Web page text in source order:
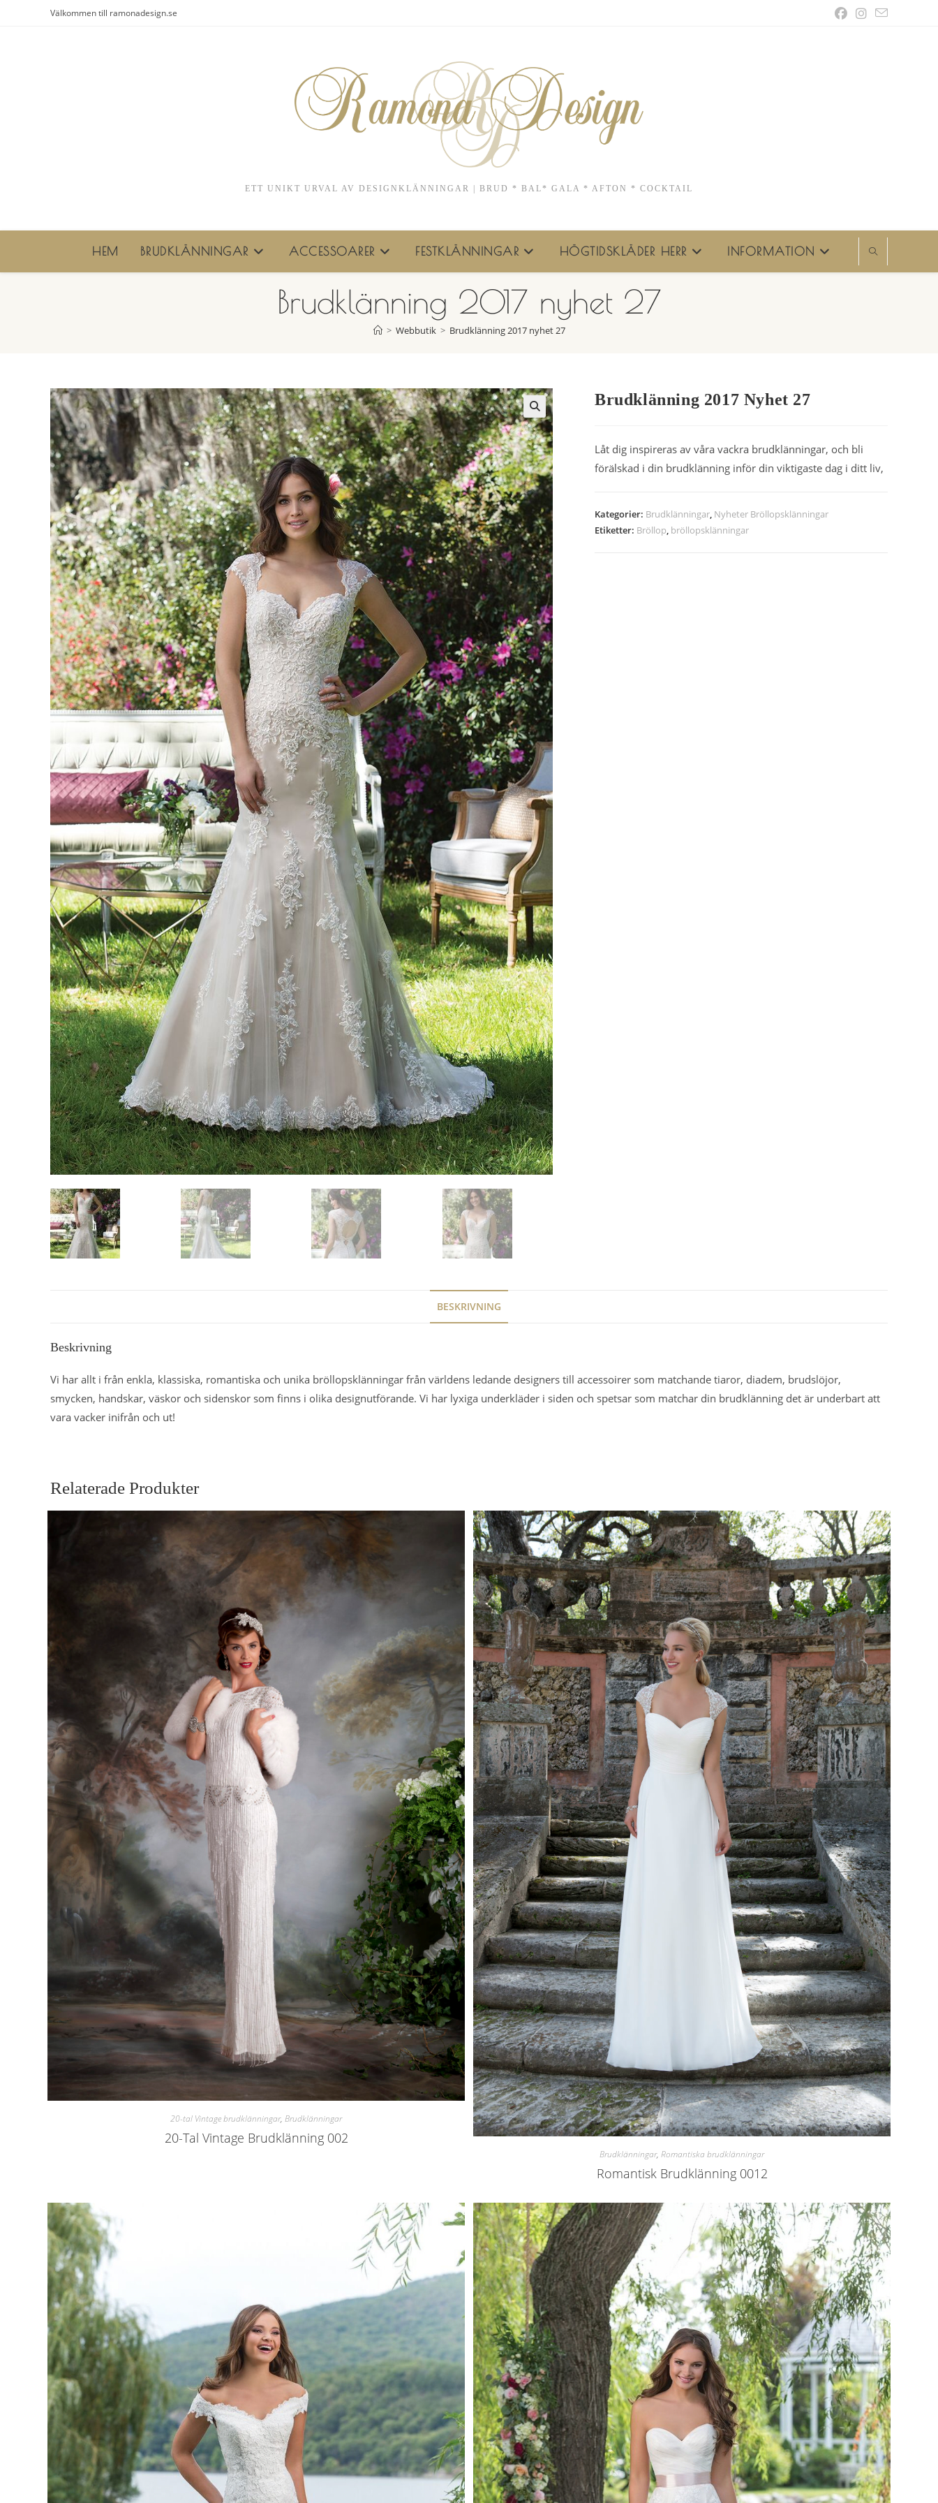
Välkommen till ramonadesign.se
ETT UNIKT URVAL AV DESIGNKLÄNNINGAR | BRUD * BAL* GALA * AFTON * COCKTAIL
HEM BRUDKLÄNNINGAR ACCESSOARER FESTKLÄNNINGAR HÖGTIDSKLÄDER HERR INFORMATION
Brudklänning 2017 nyhet 27
> Webbutik > Brudklänning 2017 nyhet 27
Brudklänning 2017 Nyhet 27
Låt dig inspireras av våra vackra brudklänningar, och bli
förälskad i din brudklänning inför din viktigaste dag i ditt liv,
Kategorier: Brudklänningar, Nyheter Bröllopsklänningar
Etiketter: Bröllop, bröllopsklänningar
BESKRIVNING
Beskrivning
Vi har allt i från enkla, klassiska, romantiska och unika bröllopsklänningar från världens ledande designers till accessoirer som matchande tiaror, diadem, brudslöjor,
smycken, handskar, väskor och sidenskor som finns i olika designutförande. Vi har lyxiga underkläder i siden och spetsar som matchar din brudklänning det är underbart att
vara vacker inifrån och ut!
Relaterade Produkter
20-tal Vintage brudklänningar, Brudklänningar
20-Tal Vintage Brudklänning 002
Brudklänningar, Romantiska brudklänningar
Romantisk Brudklänning 0012